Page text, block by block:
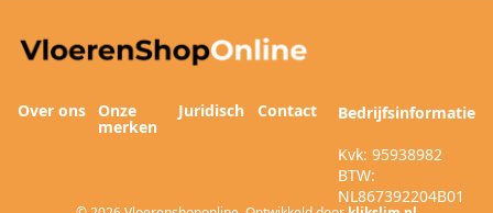
Over ons Onze
merken
Juridisch Contact
Bedrijfsinformatie
Kvk: 95938982
BTW:
NL867392204B01